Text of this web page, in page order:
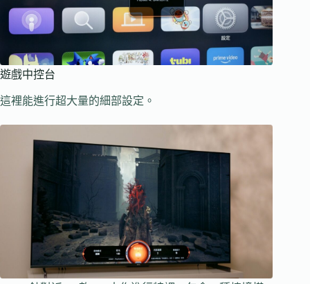
遊戲中控台
這裡能進行超大量的細部設定。